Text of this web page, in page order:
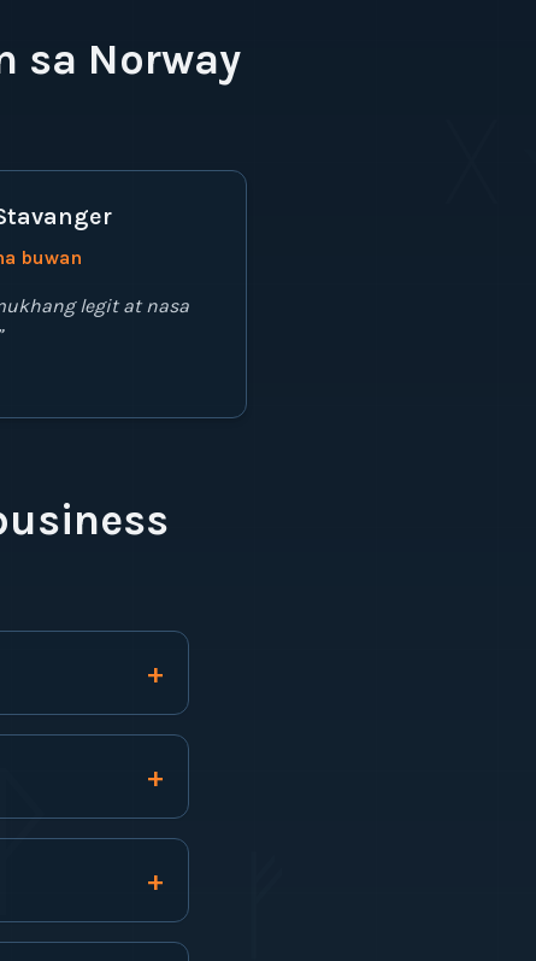
sa Norway
buwan
legit at nasa
+
+
+